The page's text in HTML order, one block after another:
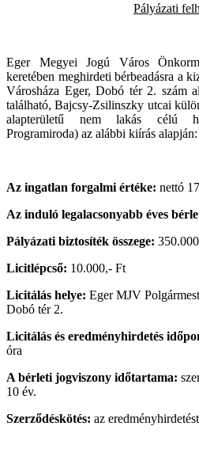
Pályázati
Eger Megyei Jogú Város
keretében meghirdeti bérbeadásra a
Városháza Eger, Dobó tér 2. szám
található, Bajcsy-Zsilinszky utcai
alapterületű nem lakás célú
Programiroda) az alábbi kiírás alapján:
Az ingatlan forgalmi értéke: nettó
Az induló legalacsonyabb éves
Pályázati biztosíték összege:
Licitlépcső: 10.000,- Ft
Licitálás helye: Eger MJV
Dobó tér 2.
Licitálás és eredményhirdetés
óra
A bérleti jogviszony időtartama:
10 év.
Szerződéskötés: az